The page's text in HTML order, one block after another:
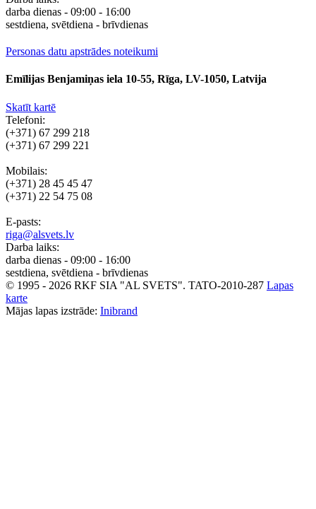
darba dienas - 09:00 - 16:00
sestdiena, svētdiena - brīvdienas
Personas datu apstrādes noteikumi
Emīlijas Benjamiņas iela 10-55, Rīga, LV-1050, Latvija
Skatīt kartē
Telefoni:
(+371) 67 299 218
(+371) 67 299 221
Mobilais:
(+371) 28 45 45 47
(+371) 22 54 75 08
E-pasts:
riga@alsvets.lv
Darba laiks:
darba dienas - 09:00 - 16:00
sestdiena, svētdiena - brīvdienas
© 1995 - 2026 RKF SIA "AL SVETS". TATO-2010-287 Lapas
karte
Mājas lapas izstrāde: Inibrand